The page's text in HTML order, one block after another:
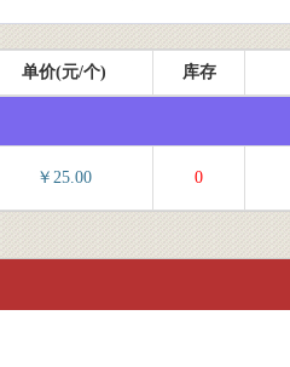
单价(元/个) 库存
￥25.00 0